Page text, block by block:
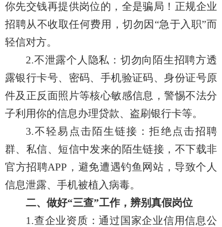
你先交钱再提供岗位的，全是骗局！正规企业
招聘从不收取任何费用，切勿因“急于入职”而
轻信对方。
2.不泄露个人隐私：切勿向陌生招聘方透
露银行卡号、密码、手机验证码、身份证号原
件及正反面照片等核心敏感信息，警惕不法分
子利用你的信息办理贷款、盗刷银行卡等。
3.不轻易点击陌生链接：拒绝点击招聘
群、私信、短信中发来的陌生链接，不下载非
官方招聘APP，避免遭遇钓鱼网站，导致个人
信息泄露、手机被植入病毒。
二、做好“三查”工作，辨别真假岗位
1.查企业资质：通过国家企业信用信息公